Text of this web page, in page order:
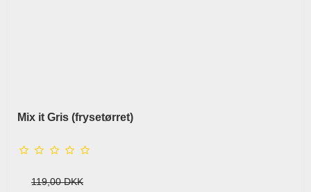
Mix it Gris (frysetørret)
119,00 DKK